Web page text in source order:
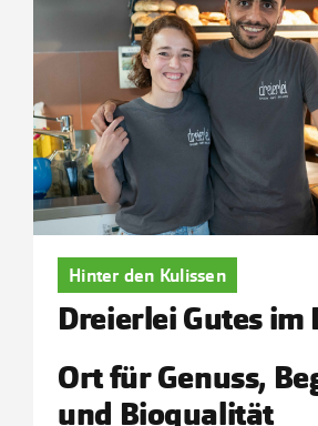
Hinter den Kulissen
Dreierlei Gutes im
Ort für Genuss,
und Bioqualität